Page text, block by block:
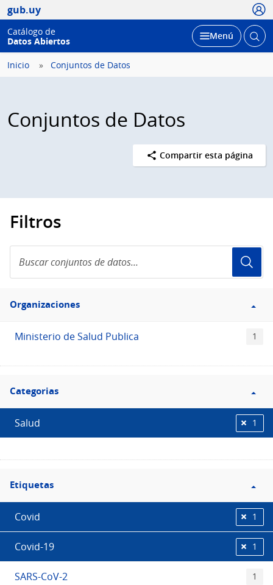
gub.uy
Catálogo de
Datos Abiertos
Desplegar
Menú Abrir
Inicio Conjuntos de Datos
Conjuntos de Datos
Compartir esta página
Filtros
conjuntos
de
Filtro
Organizaciones
Organizaciones
Ministerio de Salud Publica 1
Filtro
Categorias
Categorias
Salud 1
Filtro
Etiquetas
Etiquetas
Covid 1
Covid-19 1
SARS-CoV-2 1